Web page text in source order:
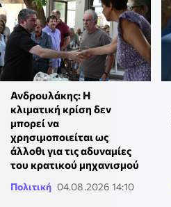
Ανδρουλάκης: Η
κλιματική κρίση δεν
μπορεί να
χρησιμοποιείται ως
άλλοθι για τις αδυναμίες
του κρατικού μηχανισμού
Πολιτική 04.08.2026 14:10